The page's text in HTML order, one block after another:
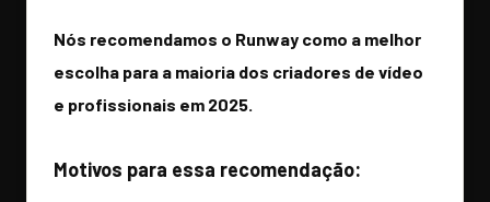
Nós recomendamos o Runway como a melhor
escolha para a maioria dos criadores de vídeo
e profissionais em 2025.
Motivos para essa recomendação: